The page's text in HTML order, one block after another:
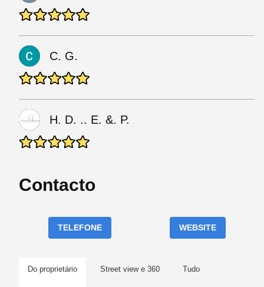
C. G.
H. D. .. E. &. P.
Contacto
TELEFONE WEBSITE
Do proprietário Street view e 360 Tudo